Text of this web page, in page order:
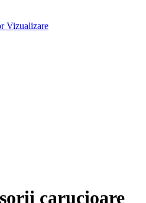
Vizualizare
carucioare